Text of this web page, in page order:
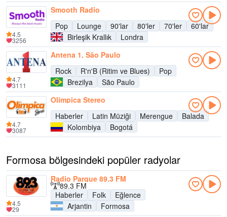
Smooth Radio
Pop
Lounge 90'lar 80'ler 70'ler
60'lar
Birleşik Krallık
Londra
4.5
3256
Antena 1, São Paulo
Rock
R'n'B (Ritim ve Blues)
Pop
Brezilya
São Paulo
4.7
3111
Olímpica Stereo
Haberler
Latin Müziği Merengue
Balada
Kolombiya
Bogotá
4.7
3087
Formosa bölgesindeki popüler radyolar
Radio Parque 89.3 FM
89.3 FM
Haberler
Folk
Eğlence
Arjantin
Formosa
4.5
29